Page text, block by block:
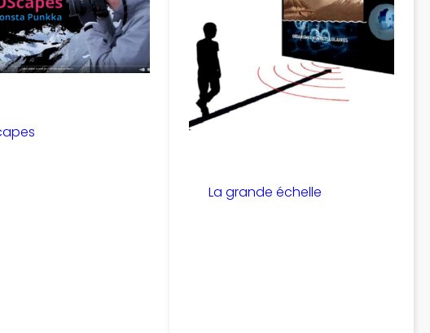
La grande échelle